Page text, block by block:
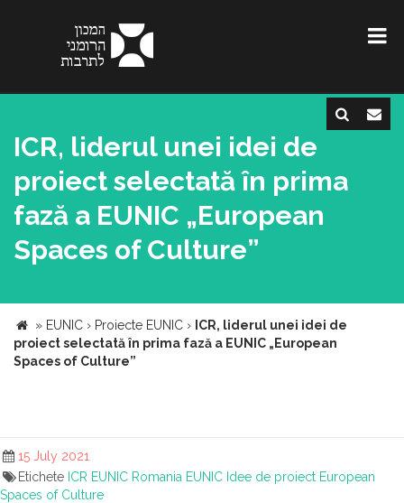
ICR, liderul unei idei de
proiect selectată în prima
fază a EUNIC „European
Spaces of Culture”
» EUNIC › Proiecte EUNIC › ICR, liderul unei idei de
proiect selectată în prima fază a EUNIC „European
Spaces of Culture”
15 July 2021
Etichete ICR EUNIC Romania EUNIC Idee de proiect European
Spaces of Culture